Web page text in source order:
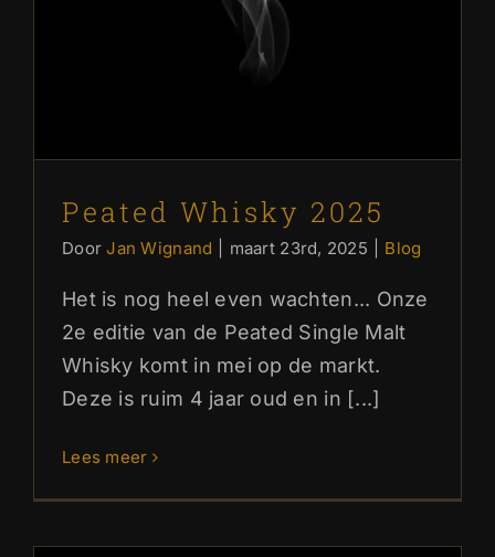
Peated Whisky 2025
DoorJan Wignand maart 23rd, 2025 Blog
Het is nog heel even wachten... Onze
2e editie van de Peated Single Malt
Whisky komt in mei op de markt.
Deze is ruim 4 jaar oud en in [...]
Lees meer